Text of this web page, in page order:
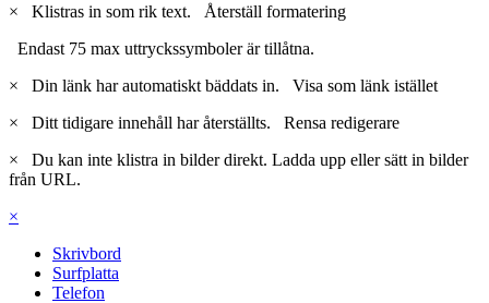
×
Klistras in som rik text. Återställ formatering
Endast 75 max uttryckssymboler är tillåtna.
×
Din länk har automatiskt bäddats in. Visa som länk istället
×
Ditt tidigare innehåll har återställts. Rensa redigerare
×
Du kan inte klistra in bilder direkt. Ladda upp eller sätt in bilder
från URL.
×
Skrivbord
Surfplatta
Telefon